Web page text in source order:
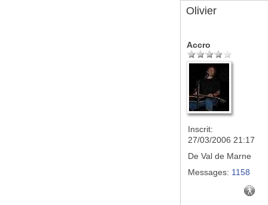
Olivier
Accro
Inscrit:
27/03/2006 21:17
De Val de Marne
Messages: 1158